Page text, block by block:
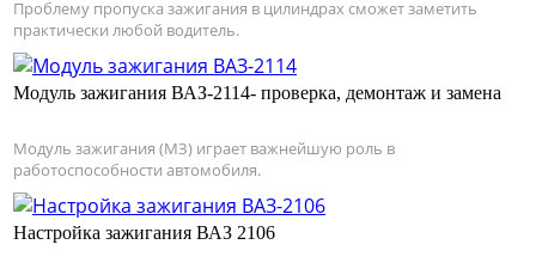
Проблему пропуска зажигания в цилиндрах сможет заметить
практически любой водитель.
Модуль зажигания ВАЗ-2114- проверка, демонтаж и замена
Модуль зажигания (МЗ) играет важнейшую роль в
работоспособности автомобиля.
Настройка зажигания ВАЗ 2106